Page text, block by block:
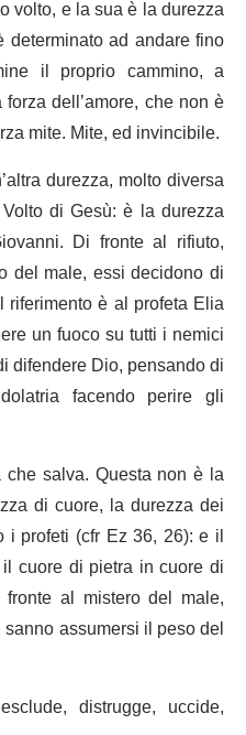
volto, e la sua è la durezza
ad andare fino
il proprio cammino, a
dell’amore, che non è
mite. Mite, ed invincibile.
durezza, molto diversa
di Gesù: è la durezza
Di fronte al rifiuto,
del male, essi decidono di
è al profeta Elia
un fuoco su tutti i nemici
difendere Dio, pensando di
facendo perire gli
salva. Questa non è la
di cuore, la durezza dei
profeti (cfr Ez 36, 26): e il
cuore di pietra in cuore di
al mistero del male,
assumersi il peso del
distrugge, uccide,